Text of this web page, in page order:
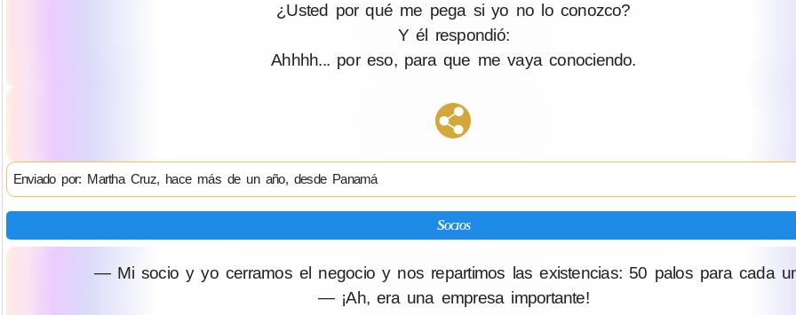
¿Usted por qué me pega si yo no lo conozco?
Y él respondió:
Ahhhh... por eso, para que me vaya conociendo.
Enviado por: Martha Cruz, hace más de un año, desde Panamá
Socios
— Mi socio y yo cerramos el negocio y nos repartimos las existencias: 50 palos para cada
— ¡Ah, era una empresa importante!